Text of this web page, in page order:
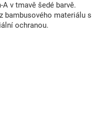
A v tmavě šedé barvě.
bambusového materiálu s
ochranou.